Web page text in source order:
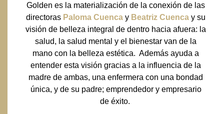
Golden es la materialización de la conexión de las
directoras Paloma Cuenca y Beatriz Cuenca y su
visión de belleza integral de dentro hacia afuera: la
salud, la salud mental y el bienestar van de la
mano con la belleza estética. Además ayuda a
entender esta visión gracias a l a influencia de la
madre de ambas, una enfermera con una bondad
única, y de su padre; emprendedor y empresario
de éxito.